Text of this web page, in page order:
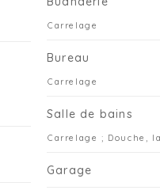
peuvent
vélo.
Carrelage
Bureau
Carrelage
Salle de bains
Carrelage ; Douche,
Garage